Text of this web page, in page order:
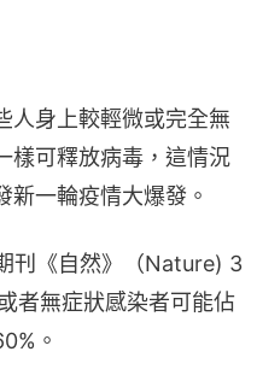
人身上較輕微或完全無
樣可釋放病毒，這情況
新一輪疫情大爆發。
刊《自然》（Nature) 3
者無症狀感染者可能佔
。